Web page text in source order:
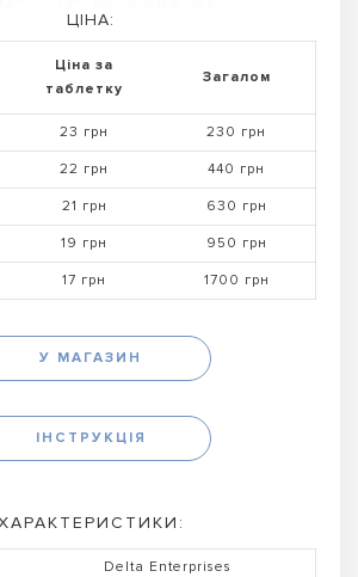
ЦІНА:
Ціна за
таблетку
Загалом
23 грн 230 грн
22 грн 440 грн
21 грн 630 грн
19 грн 950 грн
17 грн 1700 грн
У МАГАЗИН
ІНСТРУКЦІЯ
Delta Enterprises